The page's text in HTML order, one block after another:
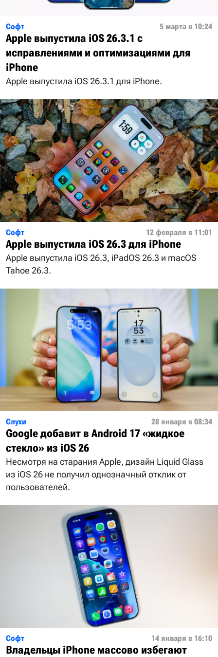
Софт 5 марта в 10:24
Apple выпустила iOS 26.3.1 с
исправлениями и оптимизациями для
iPhone
Apple выпустила iOS 26.3.1 для iPhone.
Софт 12 февраля в 11:01
Apple выпустила iOS 26.3 для iPhone
Apple выпустила iOS 26.3, iPadOS 26.3 и macOS
Tahoe 26.3.
Слухи 28 января в 08:34
Google добавит в Android 17 «жидкое
стекло» из iOS 26
Несмотря на старания Apple, дизайн Liquid Glass
из iOS 26 не получил однозначный отклик от
пользователей.
Софт 14 января в 16:10
Владельцы iPhone массово избегают